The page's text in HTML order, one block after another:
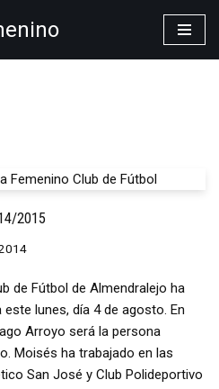
2015
de Fútbol de Almendralejo ha
lunes, día 4 de agosto. En
Arroyo será la persona
Moisés ha trabajado en las
San José y Club Polideportivo